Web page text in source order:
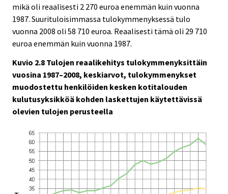
mikä oli reaalisesti 2 270 euroa enemmän kuin vuonna
1987. Suurituloisimmassa tulokymmenyksessä tulo
vuonna 2008 oli 58 710 euroa. Reaalisesti tämä oli 29 710
euroa enemmän kuin vuonna 1987.
Kuvio 2.8 Tulojen reaalikehitys tulokymmenyksittäin
vuosina 1987–2008, keskiarvot, tulokymmenykset
muodostettu henkilöiden kesken kotitalouden
kulutusyksikköä kohden laskettujen käytettävissä
olevien tulojen perusteella